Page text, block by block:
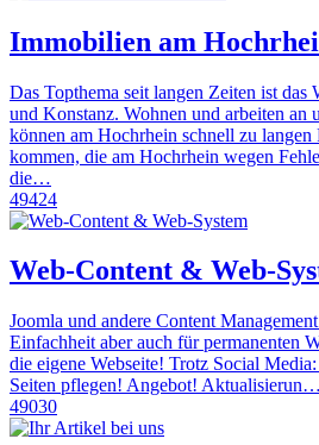
Immobilien am
Das Topthema seit langen Zeiten ist das
und Konstanz. Wohnen und arbeiten an
können am Hochrhein schnell zu
kommen, die am Hochrhein wegen
die…
49424
Web-Content & Web-
Joomla und andere Content
Einfachheit aber auch für permanenten
die eigene Webseite! Trotz Social
Seiten pflegen! Angebot! Aktualisierun…
49030